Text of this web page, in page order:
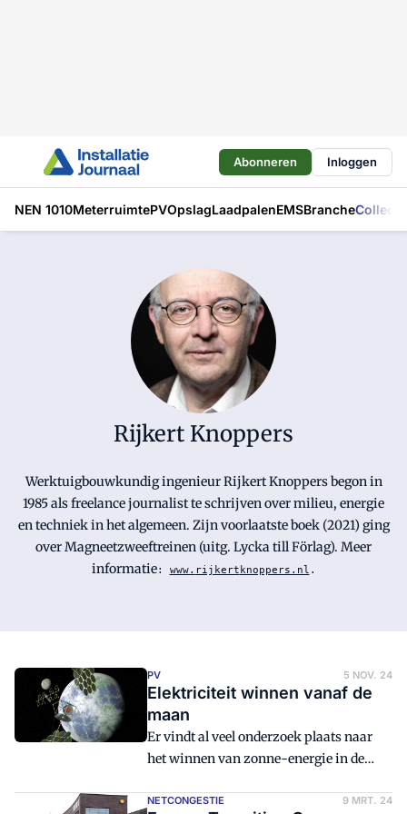
Abonneren Inloggen
NEN 1010MeterruimtePVOpslagLaadpalenEMSBranche
Rijkert Knoppers
Werktuigbouwkundig ingenieur Rijkert Knoppers begon in
1985 als freelance journalist te schrijven over milieu, energie
en techniek in het algemeen. Zijn voorlaatste boek (2021) ging
over Magneetzweeftreinen (uitg. Lycka till Förlag). Meer
informatie: www. rijkert knoppers.nl .
PV 5 NOV. 24
Elektriciteit winnen vanaf de
maan
Er vindt al veel onderzoek plaats naar
het winnen van zonne-energie in de
het is ook mogelijk om op de maan
NETCONGESTIE 9 MRT. 24